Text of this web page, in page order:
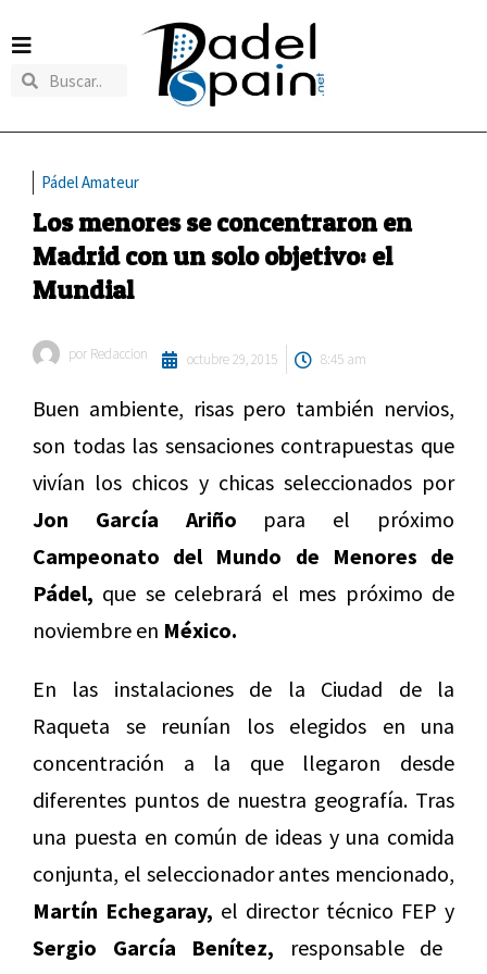
Pádel Amateur
Los menores se concentraron en
Madrid con un solo objetivo: el
Mundial
por Redaccion octubre 29, 2015 8:45 am
Buen ambiente, risas pero también nervios,
son todas las sensaciones contrapuestas que
vivían los chicos y chicas seleccionados por
Jon García Ariño para el próximo
Campeonato del Mundo de Menores de
Pádel, que se celebrará el mes próximo de
noviembre en México.
En las instalaciones de la Ciudad de la
Raqueta se reunían los elegidos en una
concentración a la que llegaron desde
diferentes puntos de nuestra geografía. Tras
una puesta en común de ideas y una comida
conjunta, el seleccionador antes mencionado,
Martín Echegaray, el director técnico FEP y
Sergio García Benítez, responsable de